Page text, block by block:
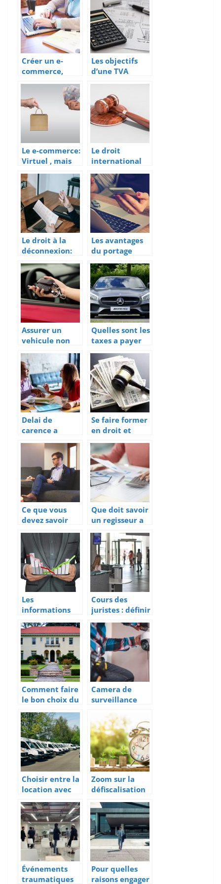
Créer un e-
commerce,
démarche
administrative
s
Les objectifs
d’une TVA
intracommuna
utaire
Le e-commerce:
Virtuel , mais
encadré par la
loi
Le droit
international
public : les
sujets
Le droit à la
déconnexion:
un concept
encore flou
pour certains
employeurs
Les avantages
du portage
salarial
Assurer un
vehicule non
roulant :
pourquoi et
que doit-on
savoir ?
Quelles sont les
taxes a payer
pour importer
un vehicule de
l’Allemagne ?
Delai de
carence a
respecter en
cas de rupture
conventionnell
Se faire former
en droit et
reglementation
pour lutter
contre le
blanchiment
d’argent et le
financement
du terrorisme
Ce que vous
devez savoir
sur L’ACRE et
L’ARCE
Que doit savoir
un regisseur a
propos du
cautionnement
Les
informations
importantes
sur l’assurance
pour
équipements
électroniques
Cours des
juristes : définir
ce qu’est une
société
anonyme
Comment faire
le bon choix du
contrat
d’assurance
habitation ?
Camera de
surveillance
: enjeux
juridiques et
marketing
Choisir entre la
location avec
option d’achat
ou location a
long terme
Zoom sur la
défiscalisation
immobilière en
Outre-mer
Événements
traumatiques
Pour quelles
raisons engager